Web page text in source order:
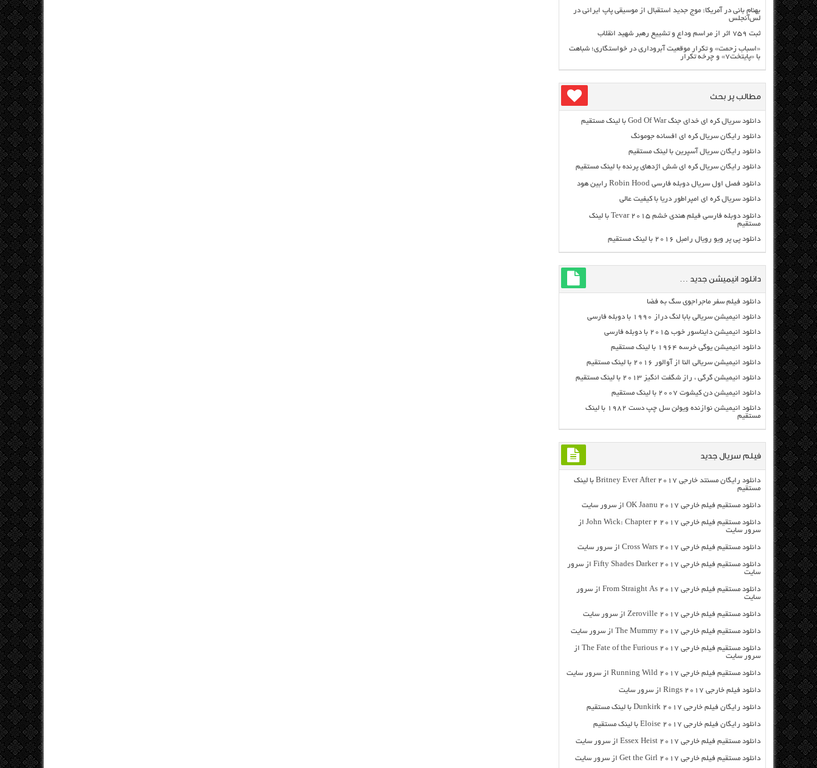
بهنام بانی در آمریکا: موج جدید استقبال از موسیقی پاپ ایرانی در
لس‌آنجلس
ثبت ۷۵۹ اثر از مراسم وداع و تشییع رهبر شهید انقلاب
«اسباب زحمت» و تکرار موقعیت آبروداری در خواستگاری؛ شباهت
با «پایتخت۷» و چرخه تکرار
مطالب پر بحث
دانلود سریال کره ای خدای جنگ God Of War با لینک مستقیم
دانلود رایگان سریال کره ای افسانه جومونگ
دانلود رایگان سریال آسپرین با لینک مستقیم
دانلود رایگان سریال کره ای شش اژدهای پرنده با لینک مستقیم
دانلود فصل اول سریال دوبله فارسی Robin Hood رابین هود
دانلود سریال کره ای امپراطور دریا با کیفیت عالی
دانلود دوبله فارسی فیلم هندی خشم Tevar ۲۰۱۵ با لینک
مستقیم
دانلود پی پر ویو رویال رامبل ۲۰۱۶ با لینک مستقیم
دانلود انیمیشن جدید …
دانلود فیلم سفر ماجراجوی سگ به فضا
دانلود انیمیشن سریالی بابا لنگ دراز ۱۹۹۰ با دوبله فارسی
دانلود انیمیشن دایناسور خوب ۲۰۱۵ با دوبله فارسی
دانلود انیمیشن یوگی خرسه ۱۹۶۴ با لینک مستقیم
دانلود انیمیشن سریالی النا از آوالور ۲۰۱۶ با لینک مستقیم
دانلود انیمیشن گرگی ، راز شگفت انگیز ۲۰۱۳ با لینک مستقیم
دانلود انیمیشن دن کیشوت ۲۰۰۷ با لینک مستقیم
دانلود انیمیشن نوازنده ویولن سل چپ دست ۱۹۸۲ با لینک
مستقیم
فیلم سریال جدید
دانلود رایگان مسنتد خارجی Britney Ever After 2017 با لینک
مستقیم
دانلود مستقیم فیلم خارجی OK Jaanu 2017 از سرور سایت
دانلود مستقیم فیلم خارجی John Wick: Chapter 2 2017 از
سرور سایت
دانلود مستقیم فیلم خارجی Cross Wars 2017 از سرور سایت
دانلود مستقیم فیلم خارجی Fifty Shades Darker 2017 از سرور
سایت
دانلود مستقیم فیلم خارجی From Straight As 2017 از سرور
سایت
دانلود مستقیم فیلم خارجی Zeroville 2017 از سرور سایت
دانلود مستقیم فیلم خارجی The Mummy 2017 از سرور سایت
دانلود مستقیم فیلم خارجی The Fate of the Furious 2017 از
سرور سایت
دانلود مستقیم فیلم خارجی Running Wild 2017 از سرور سایت
دانلود فیلم خارجی Rings 2017 از سرور سایت
دانلود رایگان فیلم خارجی Dunkirk 2017 با لینک مستقیم
دانلود رایگان فیلم خارجی Eloise 2017 با لینک مستقیم
دانلود مستقیم فیلم خارجی Essex Heist 2017 از سرور سایت
دانلود مستقیم فیلم خارجی Get the Girl 2017 از سرور سایت